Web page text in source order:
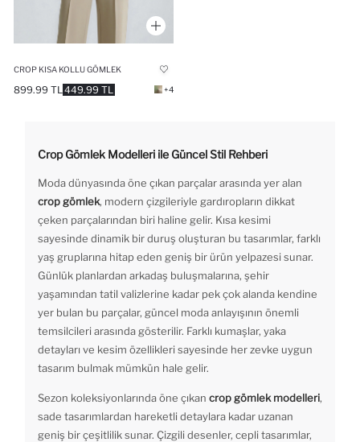
CROP KISA KOLLU GÖMLEK
449.99 TL
899.99 TL +4
Crop Gömlek Modelleri ile Güncel Stil Rehberi
Moda dünyasında öne çıkan parçalar arasında yer alan
crop gömlek, modern çizgileriyle gardıropların dikkat
çeken parçalarından biri haline gelir. Kısa kesimi
sayesinde dinamik bir duruş oluşturan bu tasarımlar, farklı
yaş gruplarına hitap eden geniş bir ürün yelpazesi sunar.
Günlük planlardan arkadaş buluşmalarına, şehir
yaşamından tatil valizlerine kadar pek çok alanda kendine
yer bulan bu parçalar, güncel moda anlayışının önemli
temsilcileri arasında gösterilir. Farklı kumaşlar, yaka
detayları ve kesim özellikleri sayesinde her zevke uygun
tasarım bulmak mümkün hale gelir.
Sezon koleksiyonlarında öne çıkan crop gömlek modelleri,
sade tasarımlardan hareketli detaylara kadar uzanan
geniş bir çeşitlilik sunar. Çizgili desenler, cepli tasarımlar,